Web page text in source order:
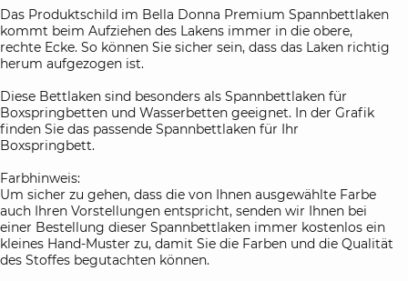
Das Produktschild im Bella Donna Premium Spannbettlaken
kommt beim Aufziehen des Lakens immer in die obere,
rechte Ecke. So können Sie sicher sein, dass das Laken richtig
herum aufgezogen ist.
Diese Bettlaken sind besonders als Spannbettlaken für
Boxspringbetten und Wasserbetten geeignet. In der Grafik
finden Sie das passende Spannbettlaken für Ihr
Boxspringbett.
Farbhinweis:
Um sicher zu gehen, dass die von Ihnen ausgewählte Farbe
auch Ihren Vorstellungen entspricht, senden wir Ihnen bei
einer Bestellung dieser Spannbettlaken immer kostenlos ein
kleines Hand-Muster zu, damit Sie die Farben und die Qualität
des Stoffes begutachten können.